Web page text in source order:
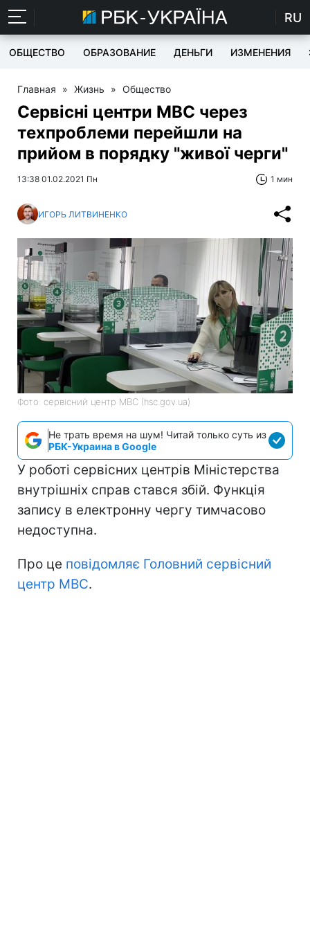
RU
ОБЩЕСТВО ОБРАЗОВАНИЕ ДЕНЬГИ ИЗМЕНЕНИЯ
Главная » Жизнь » Общество
Сервісні центри МВС через
техпроблеми перейшли на
прийом в порядку "живої черги"
13:38 01.02.2021 Пн 1 мин
ИГОРЬ ЛИТВИНЕНКО
Фото: сервісний центр МВС (hsc.gov.ua)
Не трать время на шум! Читай только суть из
РБК-Украина в Google
У роботі сервісних центрів Міністерства
внутрішніх справ стався збій. Функція
запису в електронну чергу тимчасово
недоступна.
Про це повідомляє Головний сервісний
центр МВС.